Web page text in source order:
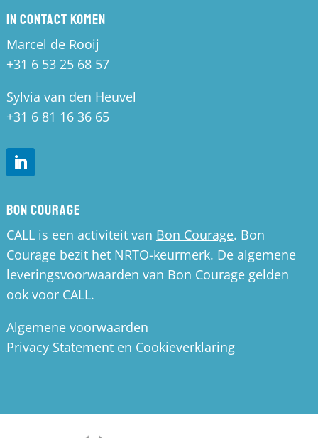
In contact komen
Marcel de Rooij
+31 6 53 25 68 57
Sylvia van den Heuvel
+31 6 81 16 36 65
Bon Courage
CALL is een activiteit van Bon Courage. Bon
Courage bezit het NRTO-keurmerk. De algemene
leveringsvoorwaarden van Bon Courage gelden
ook voor CALL.
Algemene voorwaarden
Privacy Statement en Cookieverklaring